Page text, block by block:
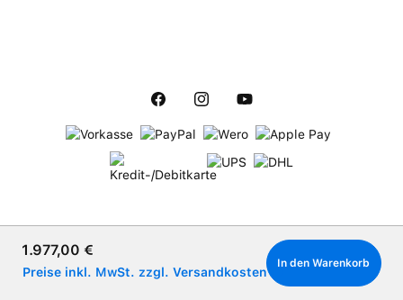
Verkaufspreis:
1.977,00 €
Preise inkl. MwSt. zzgl. Versandkosten
In den Warenkorb